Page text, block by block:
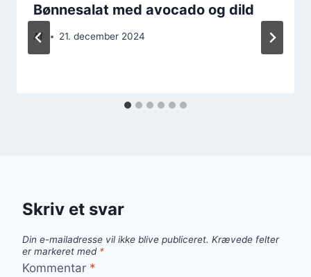
Bønnesalat med avocado og dild
Af 21. december 2024
Skriv et svar
Din e-mailadresse vil ikke blive publiceret. Krævede felter
er markeret med *
Kommentar *